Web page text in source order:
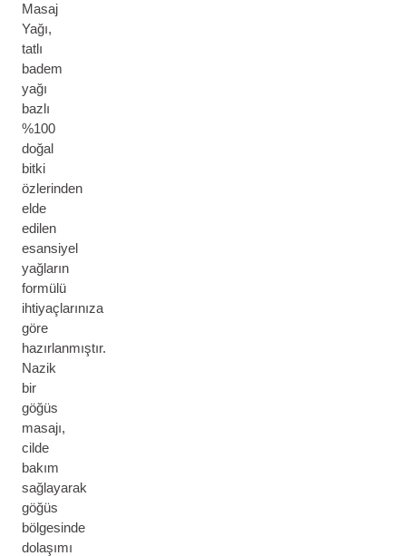
Masaj
Yağı,
tatlı
badem
yağı
bazlı
%100
doğal
bitki
özlerinden
elde
edilen
esansiyel
yağların
formülü
ihtiyaçlarınıza
göre
hazırlanmıştır.
Nazik
bir
göğüs
masajı,
cilde
bakım
sağlayarak
göğüs
bölgesinde
dolaşımı